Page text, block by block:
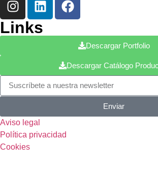
Links
Descargar Portfolio
Descargar Catálogo
Enviar
Aviso legal
Política privacidad
Cookies